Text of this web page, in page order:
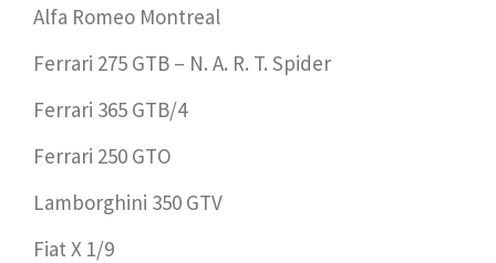
Alfa Romeo Montreal
Ferrari 275 GTB – N. A. R. T. Spider
Ferrari 365 GTB/4
Ferrari 250 GTO
Lamborghini 350 GTV
Fiat X 1/9